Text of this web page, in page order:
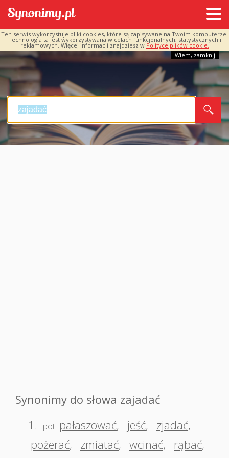
Ten serwis wykorzystuje pliki cookies, które są zapisywane na Twoim komputerze.
Technologia ta jest wykorzystywana w celach funkcjonalnych, statystycznych i
reklamowych. Więcej informacji znajdziesz w Polityce plików cookie.
Wiem, zamknij
Synonimy do słowa zajadać
1.
pot. pałaszować, jeść, zjadać,
pożerać, zmiatać, wcinać, rąbać,